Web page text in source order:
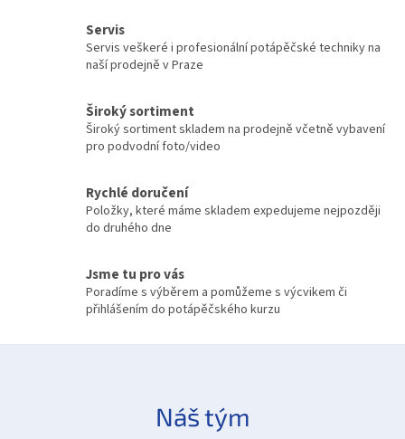
í
p
k
y
i
n
í
Servis
Servis veškeré i profesionální potápěčské techniky na
naší prodejně v Praze
Široký sortiment
Široký sortiment skladem na prodejně včetně vybavení
pro podvodní foto/video
Rychlé doručení
Položky, které máme skladem expedujeme nejpozději
do druhého dne
Jsme tu pro vás
Poradíme s výběrem a pomůžeme s výcvikem či
přihlášením do potápěčského kurzu
Náš tým